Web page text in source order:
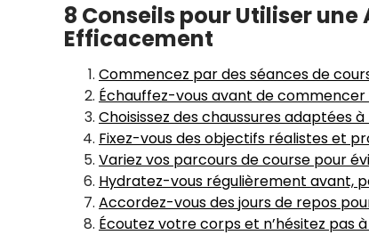
8 Conseils pour Utiliser
Efficacement
Commencez par des séances de
Échauffez-vous avant de
Choisissez des chaussures adaptées
Fixez-vous des objectifs réalistes et
Variez vos parcours de course pour
Hydratez-vous régulièrement avant,
Accordez-vous des jours de repos
Écoutez votre corps et n’hésitez pas